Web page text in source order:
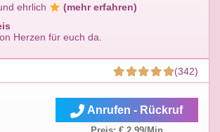
ehrlich
(mehr erfahren)
Herzen für euch da.
(342)
Anrufen - Rückruf